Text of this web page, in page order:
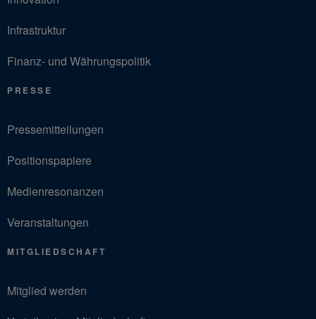
Infrastruktur
Finanz- und Währungspolitik
PRESSE
Pressemitteilungen
Positionspapiere
Medienresonanzen
Veranstaltungen
MITGLIEDSCHAFT
Mitglied werden